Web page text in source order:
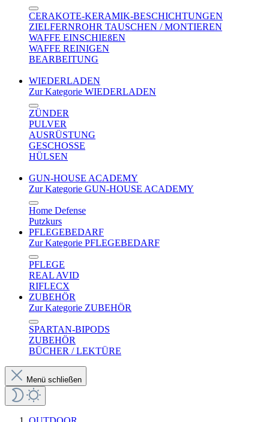
CERAKOTE-KERAMIK-BESCHICHTUNGEN
ZIELFERNROHR TAUSCHEN / MONTIEREN
WAFFE EINSCHIEßEN
WAFFE REINIGEN
BEARBEITUNG
WIEDERLADEN
Zur Kategorie WIEDERLADEN
ZÜNDER
PULVER
AUSRÜSTUNG
GESCHOSSE
HÜLSEN
GUN-HOUSE ACADEMY
Zur Kategorie GUN-HOUSE ACADEMY
Home Defense
Putzkurs
PFLEGEBEDARF
Zur Kategorie PFLEGEBEDARF
PFLEGE
REAL AVID
RIFLECX
ZUBEHÖR
Zur Kategorie ZUBEHÖR
SPARTAN-BIPODS
ZUBEHÖR
BÜCHER / LEKTÜRE
Menü schließen